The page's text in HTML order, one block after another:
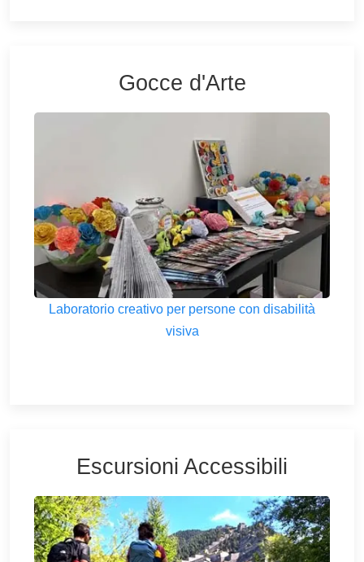
Gocce d'Arte
Laboratorio creativo per persone con disabilità
visiva
Escursioni Accessibili